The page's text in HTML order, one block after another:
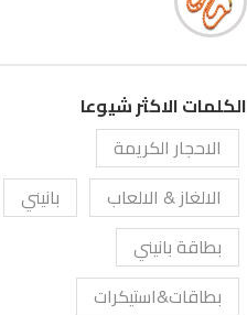
الكلمات الاكثر شيوعا
الاحجار الكريمة
الالغاز & الالعاب
بانيني
بطاقة بانيني
بطاقات&استيكرات